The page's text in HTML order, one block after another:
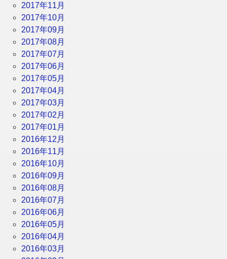
2017年11月
2017年10月
2017年09月
2017年08月
2017年07月
2017年06月
2017年05月
2017年04月
2017年03月
2017年02月
2017年01月
2016年12月
2016年11月
2016年10月
2016年09月
2016年08月
2016年07月
2016年06月
2016年05月
2016年04月
2016年03月